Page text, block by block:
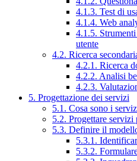
4.1.3. Test di
4.1.4. Web
4.1.5. Strumenti
utente
4.2. Ricerca
4.2.1. Ricerca
4.2.2. Analisi
4.2.3.
5. Progettazione dei servizi
5.1. Cosa sono i
5.2. Progettare
5.3. Definire il
5.3.1.
5.3.2.